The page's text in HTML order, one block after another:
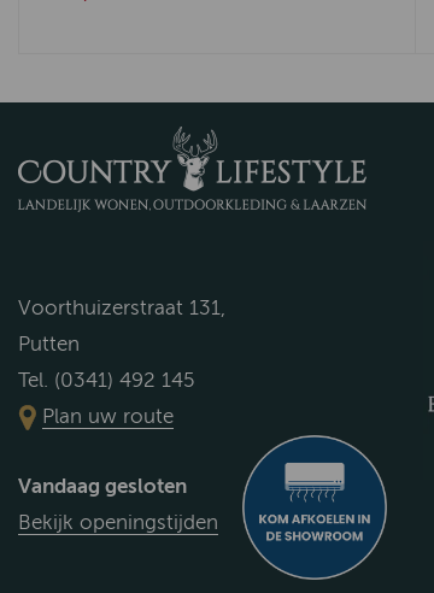
Voorthuizerstraat 131,
Putten
Tel. (0341) 492 145
Plan uw route
Vandaag gesloten
Bekijk openingstijden